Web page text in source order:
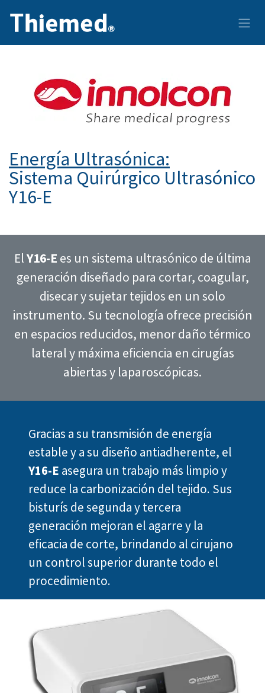
Energía Ultrasónica:
Sistema Quirúrgico Ultrasónico
Y16-E
ElY16-E es un sistema ultrasónico de última
generación diseñado para cortar, coagular,
disecar y sujetar tejidos en un solo
instrumento. Su tecnología ofrece precisión
en espacios reducidos, menor daño térmico
lateral y máxima eficiencia en cirugías
abiertas y laparoscópicas.
Gracias a su transmisión de energía
estable y a su diseño antiadherente, el
Y16-E asegura un trabajo más limpio y
reduce la carbonización del tejido. Sus
bisturís de segunda y tercera
generación mejoran el agarre y la
eficacia de corte, brindando al cirujano
un control superior durante todo el
procedimiento.